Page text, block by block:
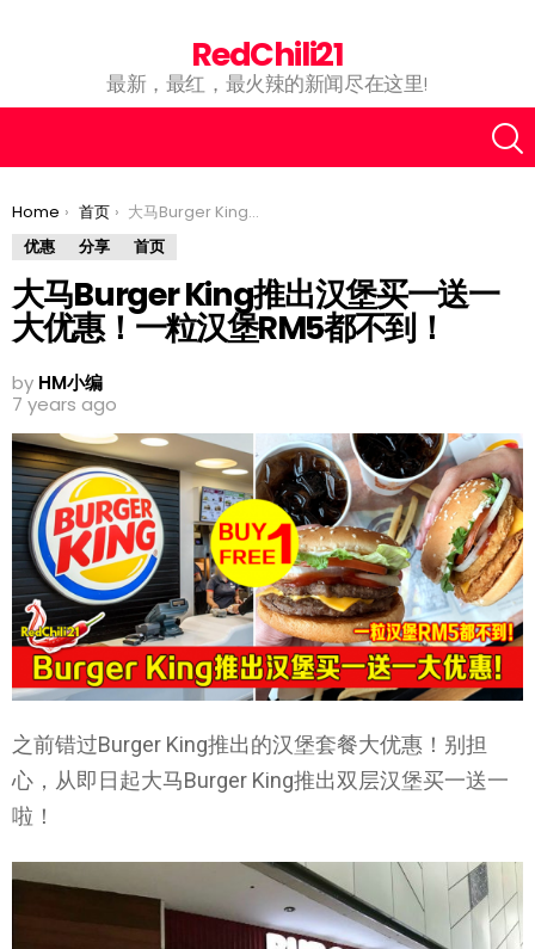
RedChili21
最新，最红，最火辣的新闻尽在这里!
You are here:
Home 首页
大马Burger King推出汉堡买一送一大优惠！一粒汉堡RM5都不到！
优惠
分享 首页
大马Burger King推出汉堡买一送一
大优惠！一粒汉堡RM5都不到！
by HM小编
7 years ago
之前错过Burger King推出的汉堡套餐大优惠！别担
心，从即日起大马Burger King推出双层汉堡买一送一
啦！